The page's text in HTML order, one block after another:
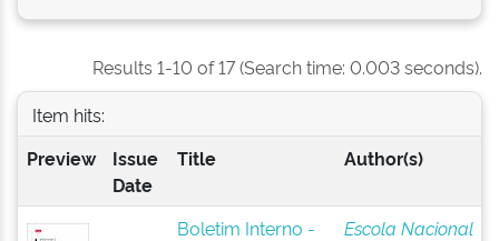
Results 1-10 of 17 (Search time: 0.003 seconds).
Item hits:
Preview
Issue
Date
Title Author(s)
Boletim Interno -
Escola Nacional